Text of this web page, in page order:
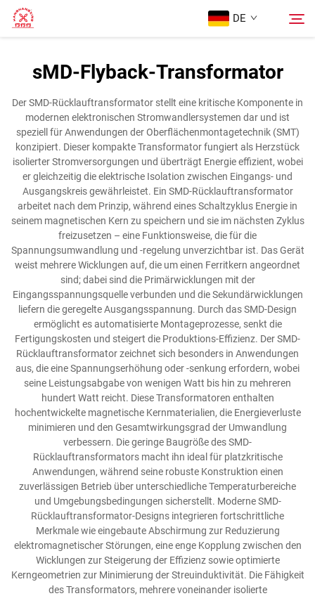
DE
Produkte
Über Uns
Fälle
Blog
Kontaktieren Sie Uns
Suchen
sMD-Flyback-Transformator
Der SMD-Rücklauftransformator stellt eine kritische Komponente in
modernen elektronischen Stromwandlersystemen dar und ist
speziell für Anwendungen der Oberflächenmontagetechnik (SMT)
konzipiert. Dieser kompakte Transformator fungiert als Herzstück
isolierter Stromversorgungen und überträgt Energie effizient, wobei
er gleichzeitig die elektrische Isolation zwischen Eingangs- und
Ausgangskreis gewährleistet. Ein SMD-Rücklauftransformator
arbeitet nach dem Prinzip, während eines Schaltzyklus Energie in
seinem magnetischen Kern zu speichern und sie im nächsten Zyklus
freizusetzen – eine Funktionsweise, die für die
Spannungsumwandlung und -regelung unverzichtbar ist. Das Gerät
weist mehrere Wicklungen auf, die um einen Ferritkern angeordnet
sind; dabei sind die Primärwicklungen mit der
Eingangsspannungsquelle verbunden und die Sekundärwicklungen
liefern die geregelte Ausgangsspannung. Durch das SMD-Design
ermöglicht es automatisierte Montageprozesse, senkt die
Fertigungskosten und steigert die Produktions-Effizienz. Der SMD-
Rücklauftransformator zeichnet sich besonders in Anwendungen
aus, die eine Spannungserhöhung oder -senkung erfordern, wobei
seine Leistungsabgabe von wenigen Watt bis hin zu mehreren
hundert Watt reicht. Diese Transformatoren enthalten
hochentwickelte magnetische Kernmaterialien, die Energieverluste
minimieren und den Gesamtwirkungsgrad der Umwandlung
verbessern. Die geringe Baugröße des SMD-
Rücklauftransformators macht ihn ideal für platzkritische
Anwendungen, während seine robuste Konstruktion einen
zuverlässigen Betrieb über unterschiedliche Temperaturbereiche
und Umgebungsbedingungen sicherstellt. Moderne SMD-
Rücklauftransformator-Designs integrieren fortschrittliche
Merkmale wie eingebaute Abschirmung zur Reduzierung
elektromagnetischer Störungen, eine enge Kopplung zwischen den
Wicklungen zur Steigerung der Effizienz sowie optimierte
Kerngeometrien zur Minimierung der Streuinduktivität. Die Fähigkeit
des Transformators, mehrere voneinander isolierte